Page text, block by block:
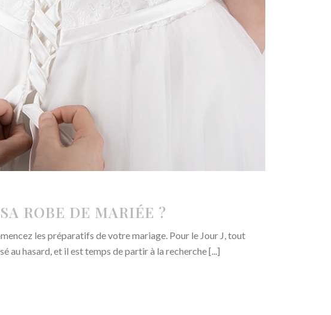
ROBE DE MARIÉE ?
les préparatifs de votre mariage. Pour le Jour J, tout
au hasard, et il est temps de partir à la recherche [...]